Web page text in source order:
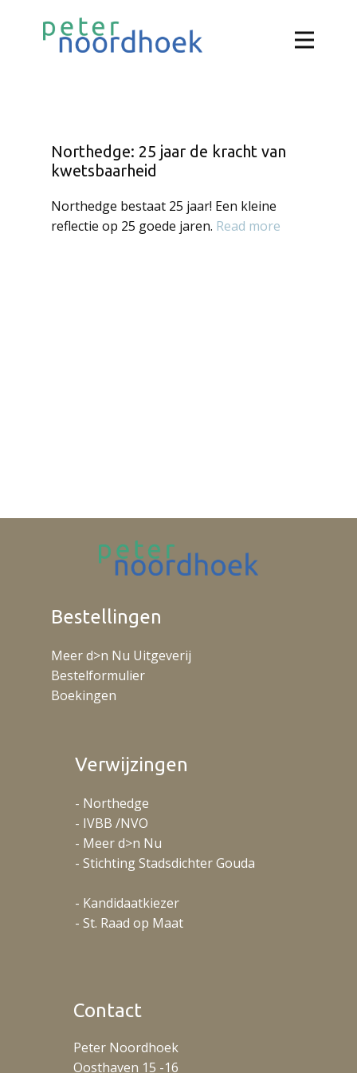
Northedge: 25 jaar de kracht van
kwetsbaarheid
Northedge bestaat 25 jaar! Een kleine
reflectie op 25 goede jaren. Read more
Bestellingen
Meer d>n Nu Uitgeverij
Bestelformulier
Boekingen
Verwijzingen
- Northedge
- IVBB /NVO
- Meer d>n Nu
- Stichting Stadsdichter Gouda
- Kandidaatkiezer
- St. Raad op Maat
Contact
Peter Noordhoek
Oosthaven 15 -16